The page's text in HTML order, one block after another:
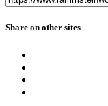
Share on other sites